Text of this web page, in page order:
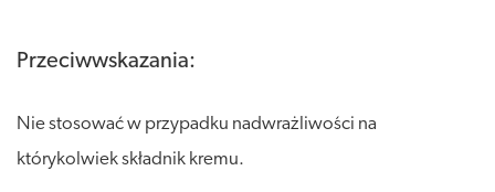
Przeciwwskazania:
Nie stosować w przypadku nadwrażliwości na
którykolwiek składnik kremu.